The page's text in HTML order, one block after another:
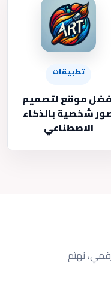
تطبيقات
موقع لتصميم
شخصية بالذكاء
الاصطناعي
نهتم